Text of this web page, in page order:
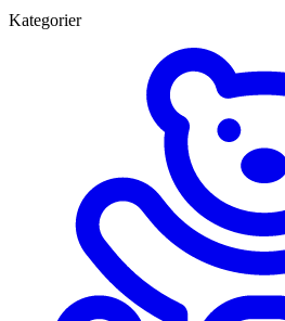
Kategorier